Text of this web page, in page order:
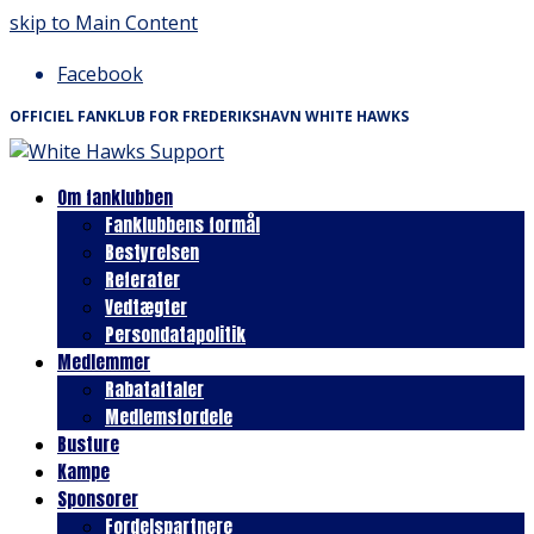
skip to Main Content
Facebook
OFFICIEL FANKLUB FOR FREDERIKSHAVN WHITE HAWKS
Om fanklubben
Fanklubbens formål
Bestyrelsen
Referater
Vedtægter
Persondatapolitik
Medlemmer
Rabataftaler
Medlemsfordele
Busture
Kampe
Sponsorer
Fordelspartnere